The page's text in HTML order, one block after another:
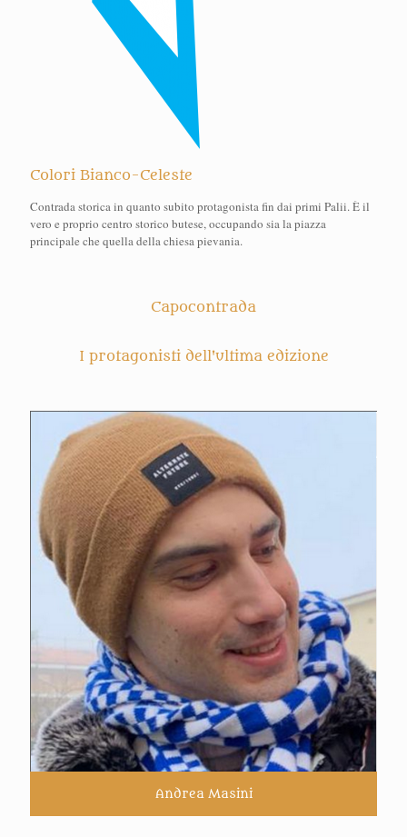
Colori Bianco-Celeste
Contrada storica in quanto subito protagonista fin dai primi Palii. È il
vero e proprio centro storico butese, occupando sia la piazza
principale che quella della chiesa pievania.
Capocontrada
I protagonisti dell'ultima edizione
Andrea Masini